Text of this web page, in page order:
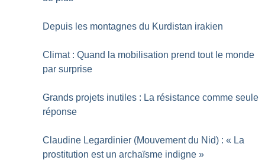
Depuis les montagnes du Kurdistan irakien
Climat : Quand la mobilisation prend tout le monde
par surprise
Grands projets inutiles : La résistance comme seule
réponse
Claudine Legardinier (Mouvement du Nid) : « La
prostitution est un archaïsme indigne »